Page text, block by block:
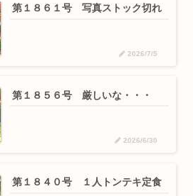
第１８６１号 写真ストック切れ
2026/7/5
第１８５６号 厳しいな・・・
2026/6/30
第１８４０号 １人トンテキ定食